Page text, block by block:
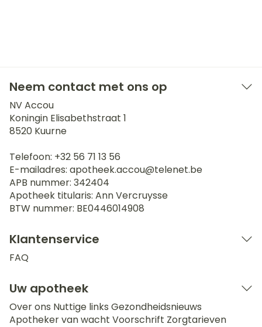
Neem contact met ons op
NV Accou
Koningin Elisabethstraat 1
8520 Kuurne
Telefoon: +32 56 71 13 56
E-mailadres: apotheek.accou@telenet.be
APB nummer: 342404
Apotheek titularis: Ann Vercruysse
BTW nummer: BE0446014908
Klantenservice
FAQ
Uw apotheek
Over ons Nuttige links Gezondheidsnieuws
Apotheker van wacht Voorschrift Zorgtarieven